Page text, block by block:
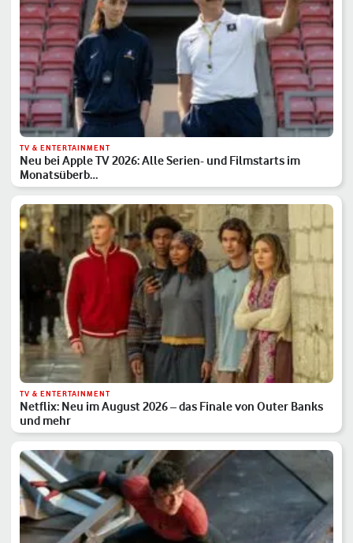
TV & ENTERTAINMENT
Neu bei Apple TV 2026: Alle Serien- und Filmstarts im
Monatsüberb…
TV & ENTERTAINMENT
Netflix: Neu im August 2026 – das Finale von Outer Banks
und mehr